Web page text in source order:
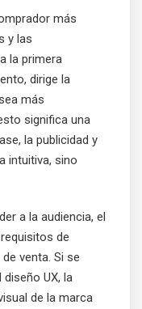
más
y las
la primera
dirige la
más
significa una
la publicidad y
intuitiva, sino
a la audiencia, el
de
venta. Si se
UX, la
de la marca